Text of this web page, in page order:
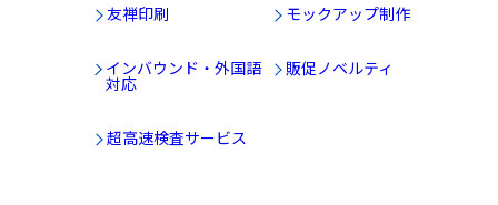
友禅印刷 モックアップ制作
インバウンド・外国語
対応
販促ノベルティ
超高速検査サービス